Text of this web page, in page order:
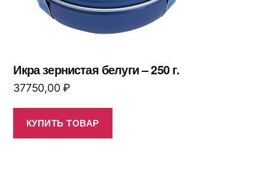
Икра зернистая белуги – 250 г.
37750,00₽
КУПИТЬ ТОВАР